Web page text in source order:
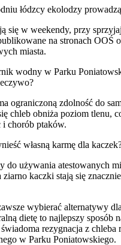
łódzcy ekolodzy
się w weekendy, przy
na stronach OOŚ
miasta.
wodny w Parku
ograniczoną zdolność do
chleb obniża poziom tlenu,
chorób ptaków.
własną karmę dla
do używania atestowanych
ziarno kaczki stają się
wybierać alternatywy
dietę to najlepszy sposób
rezygnacja z chleba
w Parku Poniatowskiego.